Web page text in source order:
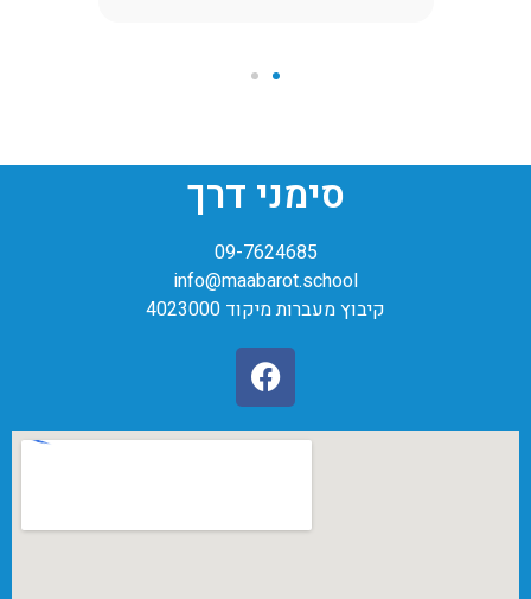
סימני דרך
09-7624685
info@maabarot.school
קיבוץ מעברות מיקוד 4023000